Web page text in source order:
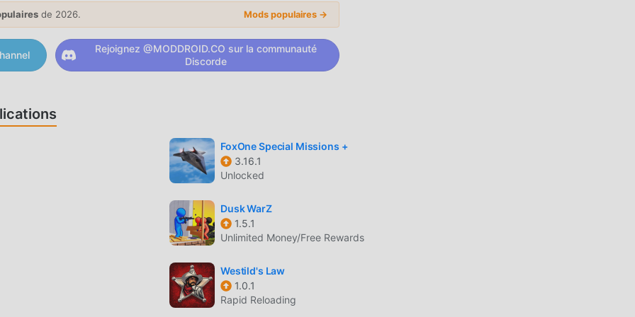
Téléchargez simplement le client moddroid, vous pouvez
un seul clic. Qu'attendez-vous, téléchargez moddroid et jouez !
traditionnels, dans Into the Dead 2 , vous n'avez qu'à suivre
démarrer tout le jeu et profiter de la joie apportée par les jeux
même temps, moddroid a spécialement construit une plate-forme
de communiquer et de partager avec tous les amateurs de jeux
moddroid et profitez du action jeu avec tous les partenaires
2 attiré de nombreux fans de action, et comparé aux jeux
un moteur virtuel mis à jour et effectué des améliorations
l'expérience d'écran du jeu a été grandement améliorée. Tout en
de 2026. Mods populaires →
Rejoignez @MODDROID.CO sur la communauté
Discorde
FoxOne Special Missions +
3.16.1
Unlocked
Dusk WarZ
1.5.1
Unlimited Money/Free Rewards
Westild's Law
1.0.1
Rapid Reloading